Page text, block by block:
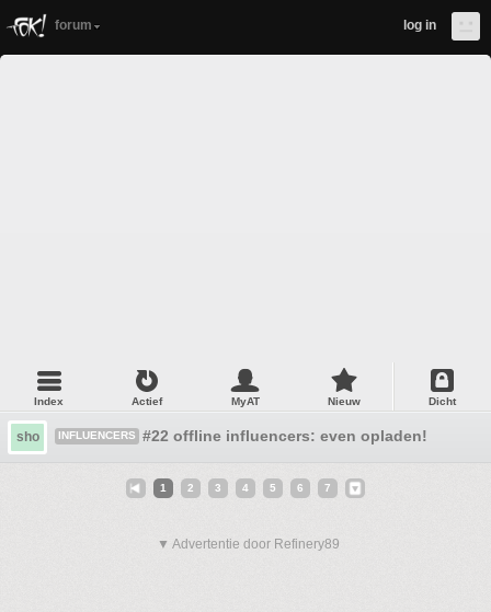
forum log in
Index Actief MyAT Nieuw Dicht
sho INFLUENCERS #22 offline influencers: even opladen!
1 2 3 4 5 6 7
▼ Advertentie door Refinery89